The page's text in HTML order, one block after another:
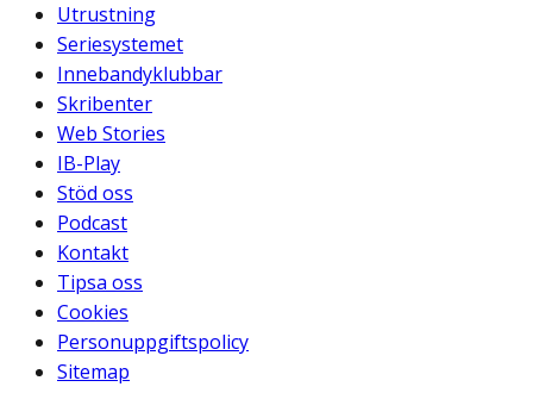
Utrustning
Seriesystemet
Innebandyklubbar
Skribenter
Web Stories
IB-Play
Stöd oss
Podcast
Kontakt
Tipsa oss
Cookies
Personuppgiftspolicy
Sitemap